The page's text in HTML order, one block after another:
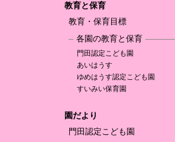
教育と保育
教育・保育目標
各園の教育と保育
門田認定こども園
あいはうす
ゆめはうす認定こども園
すいみい保育園
園だより
門田認定 こども園